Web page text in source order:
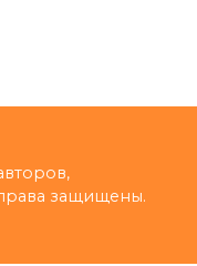
защищены.